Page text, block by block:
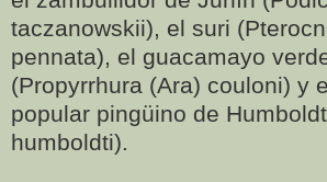
taczanowskii), el suri
pennata), el guacamayo
(Propyrrhura (Ara) couloni) y
popular pingüino de
humboldti).